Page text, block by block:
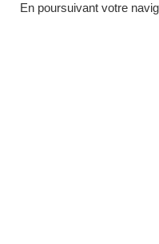
En poursuivant votre